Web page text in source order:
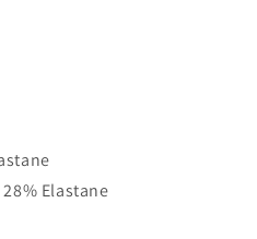
Elastane